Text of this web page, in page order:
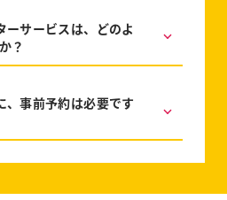
ーサービスは、どのよ
？
、事前予約は必要です